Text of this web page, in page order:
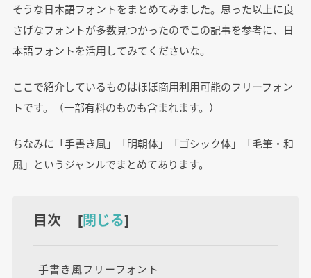
そうな日本語フォントをまとめてみました。思った以上に良
さげなフォントが多数見つかったのでこの記事を参考に、日
本語フォントを活用してみてくださいな。
ここで紹介しているものはほぼ商用利用可能のフリーフォン
トです。（一部有料のものも含まれます。）
ちなみに「手書き風」「明朝体」「ゴシック体」「毛筆・和
風」というジャンルでまとめてあります。
目次 [閉じる]
手書き風フリーフォント